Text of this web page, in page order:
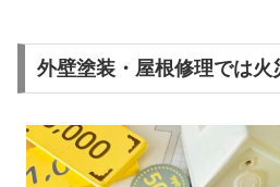
外壁塗装・屋根修理では火